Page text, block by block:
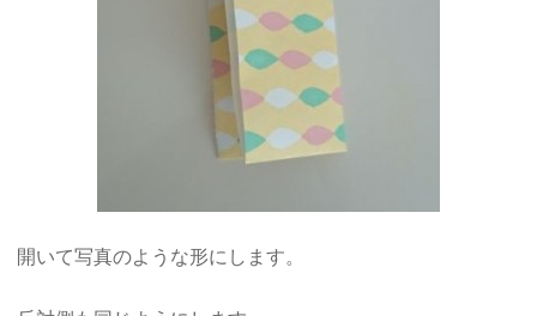
開いて写真のような形にします。